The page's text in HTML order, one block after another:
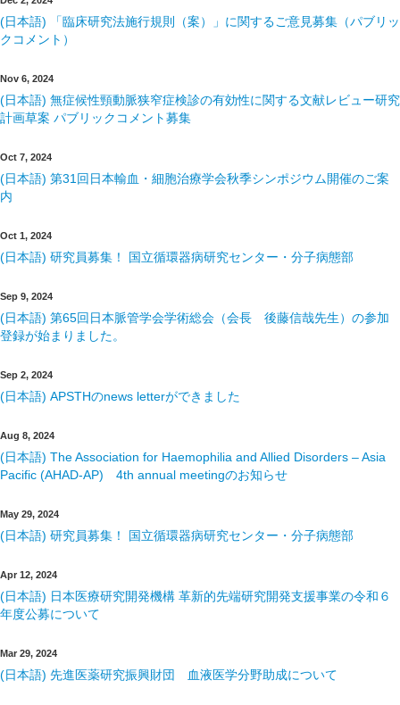
(日本語) 「臨床研究法施行規則（案）」に関するご意見募集（パブリッ
クコメント）
Nov 6, 2024
(日本語) 無症候性頸動脈狭窄症検診の有効性に関する文献レビュー研究
計画草案 パブリックコメント募集
Oct 7, 2024
(日本語) 第31回日本輸血・細胞治療学会秋季シンポジウム開催のご案
内
Oct 1, 2024
(日本語) 研究員募集！ 国立循環器病研究センター・分子病態部
Sep 9, 2024
(日本語) 第65回日本脈管学会学術総会（会長 後藤信哉先生）の参加
登録が始まりました。
Sep 2, 2024
(日本語) APSTHのnews letterができました
Aug 8, 2024
(日本語) The Association for Haemophilia and Allied Disorders – Asia
Pacific (AHAD-AP) 4th annual meetingのお知らせ
May 29, 2024
(日本語) 研究員募集！ 国立循環器病研究センター・分子病態部
Apr 12, 2024
(日本語) 日本医療研究開発機構 革新的先端研究開発支援事業の令和６
年度公募について
Mar 29, 2024
(日本語) 先進医薬研究振興財団 血液医学分野助成について